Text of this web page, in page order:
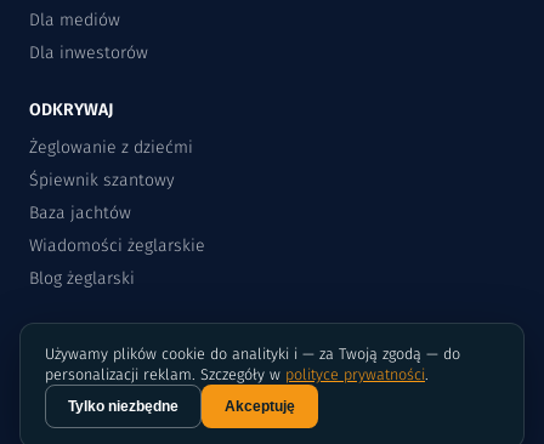
Używamy plików cookie do analityki i — za Twoją zgodą — do
personalizacji reklam. Szczegóły w polityce prywatności.
Tylko niezbędne Akceptuję
Dla mediów
Dla inwestorów
ODKRYWAJ
Żeglowanie z dziećmi
Śpiewnik szantowy
Baza jachtów
Wiadomości żeglarskie
Blog żeglarski
©2015-2026 Rejsomat.pl